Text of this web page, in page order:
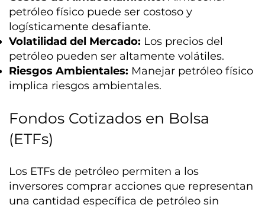
petróleo físico puede ser costoso y
logísticamente desafiante.
Volatilidad del Mercado: Los precios del
petróleo pueden ser altamente volátiles.
Riesgos Ambientales: Manejar petróleo físico
implica riesgos ambientales.
Fondos Cotizados en Bolsa
(ETFs)
Los ETFs de petróleo permiten a los
inversores comprar acciones que representan
una cantidad específica de petróleo sin